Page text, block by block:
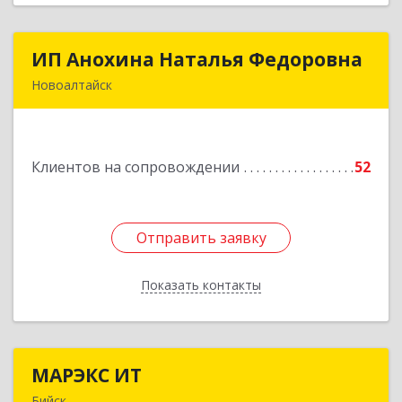
ИП Анохина Наталья Федоровна
Новоалтайск
Клиентов на сопровождении 52
Отправить заявку
Показать контакты
ИП Анохина Наталья Федоровна
Подробнее
Отправить заявку
Назад
МАРЭКС ИТ